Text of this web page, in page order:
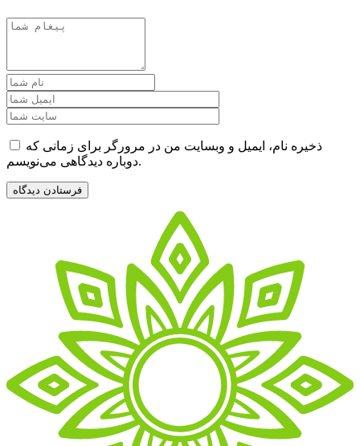
ذخیره نام، ایمیل و وبسایت من در مرورگر برای زمانی که
دوباره دیدگاهی می‌نویسم.